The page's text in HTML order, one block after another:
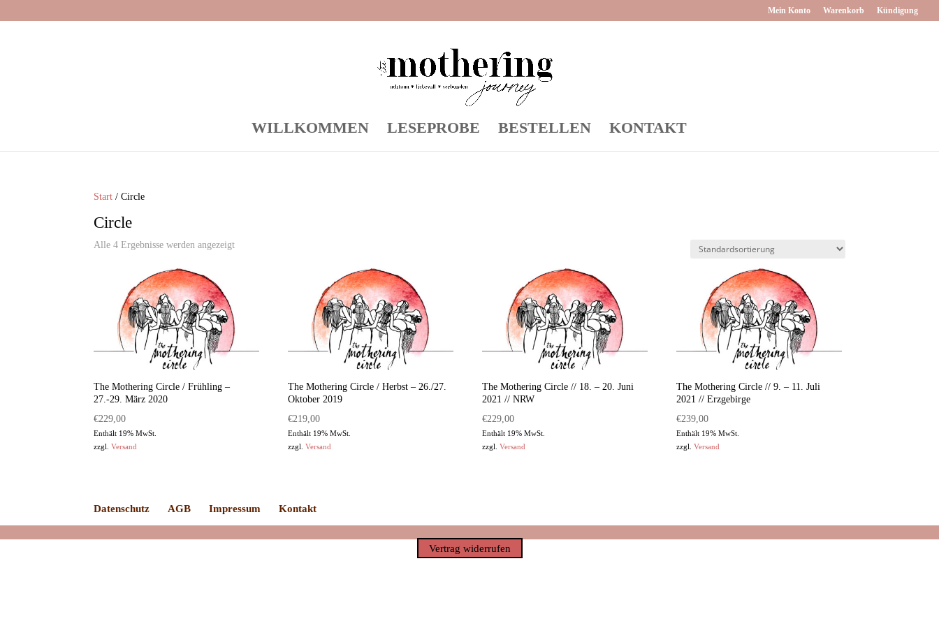
Mein Konto Warenkorb Kündigung
WILLKOMMEN LESEPROBE BESTELLEN KONTAKT
Start / Circle
Circle
Alle 4 Ergebnisse werden angezeigt
The Mothering Circle / Frühling –
27.-29. März 2020
€229,00
Enthält 19% MwSt.
zzgl.Versand
The Mothering Circle / Herbst – 26./27.
Oktober 2019
€219,00
Enthält 19% MwSt.
zzgl.Versand
The Mothering Circle // 18. – 20. Juni
2021 // NRW
€229,00
Enthält 19% MwSt.
zzgl.Versand
The Mothering Circle // 9. – 11. Juli
2021 // Erzgebirge
€239,00
Enthält 19% MwSt.
zzgl.Versand
Datenschutz AGB Impressum Kontakt
Vertrag widerrufen